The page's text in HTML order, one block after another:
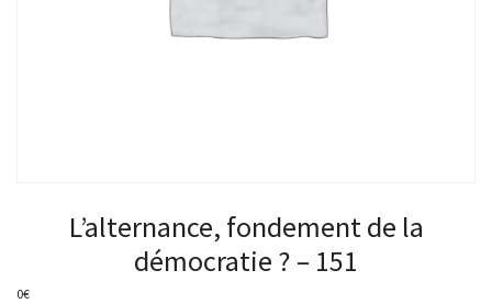
L’alternance, fondement de la
démocratie ? – 151
0€